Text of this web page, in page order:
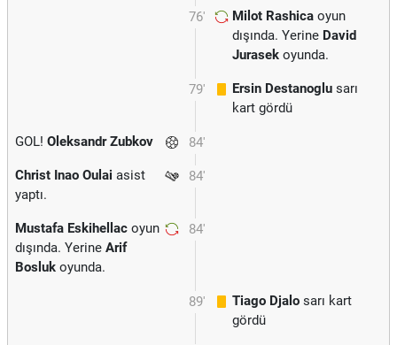
76' Milot Rashica oyun
dışında. Yerine David
Jurasek oyunda.
79' Ersin Destanoglu sarı
kart gördü
84'
GOL! Oleksandr Zubkov
84'
Christ Inao Oulai asist
yaptı.
84'
Mustafa Eskihellac oyun
dışında. Yerine Arif
Bosluk oyunda.
89' Tiago Djalo sarı kart
gördü